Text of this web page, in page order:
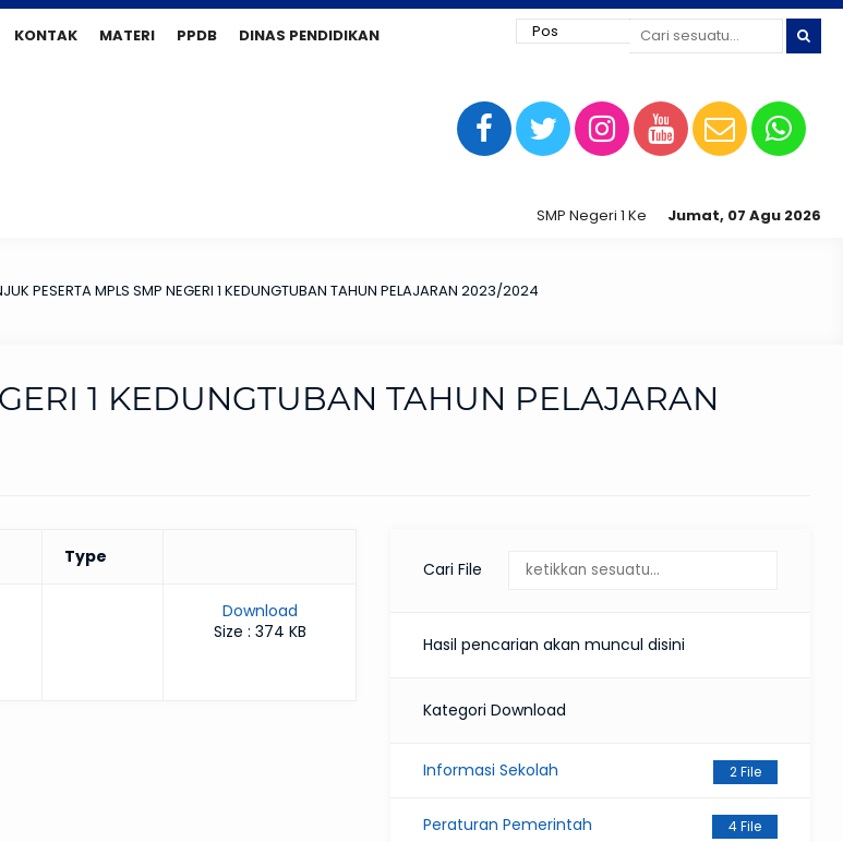
KONTAK MATERI PPDB DINAS PENDIDIKAN
Jumat, 07 Agu 2026
SMP Negeri 1 Kedungtuban jaya siap digital !
PESERTA MPLS SMP NEGERI 1 KEDUNGTUBAN TAHUN PELAJARAN 2023/2024
1 KEDUNGTUBAN TAHUN PELAJARAN
Cari File
Hasil pencarian akan muncul disini
Kategori Download
Informasi Sekolah 2 File
Peraturan Pemerintah 4 File
Type
Download
Size : 374 KB